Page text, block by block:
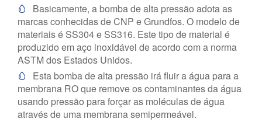

Basicamente, a bomba de alta pressão adota as
marcas conhecidas de CNP e Grundfos. O modelo de
materiais é SS304 e SS316. Este tipo de material é
produzido em aço inoxidável de acordo com a norma
ASTM dos Estados Unidos.

Esta bomba de alta pressão irá fluir a água para a
membrana RO que remove os contaminantes da água
usando pressão para forçar as moléculas de água
através de uma membrana semipermeável.